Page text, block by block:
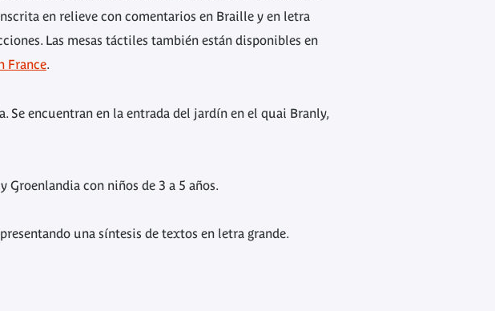
en relieve con comentarios en Braille y en letra
Las mesas táctiles también están disponibles en
France.
encuentran en la entrada del jardín en el quai Branly,
con niños de 3 a 5 años.
una síntesis de textos en letra grande.